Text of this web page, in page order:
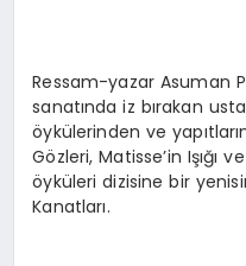
Ressam-yazar Asuman
sanatında iz bırakan
öykülerinden ve
Gözleri, Matisse’in Işığı
öyküleri dizisine bir
Kanatları.